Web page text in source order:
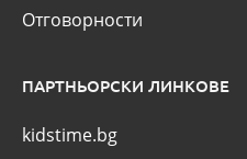
Отговорности
ПАРТНЬОРСКИ ЛИНКОВЕ
kidstime.bg